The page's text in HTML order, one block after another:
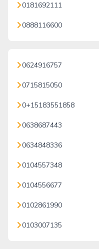
0181692111
0888116600
0624916757
0715815050
0+15183551858
0638687443
0634848336
0104557348
0104556677
0102861990
0103007135